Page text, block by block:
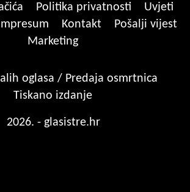
Politika privatnosti
Uvjeti
Impresum Kontakt
Pošalji vijest
Marketing
oglasa / Predaja osmrtnica
Tiskano izdanje
2026. - glasistre.hr